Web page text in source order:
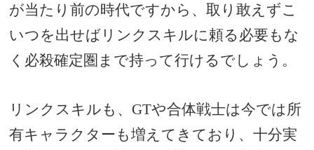
が当たり前の時代ですから、取り敢えずこ
いつを出せばリンクスキルに頼る必要もな
く必殺確定圏まで持って行けるでしょう。
リンクスキルも、GTや合体戦士は今では所
有キャラクターも増えてきており、十分実